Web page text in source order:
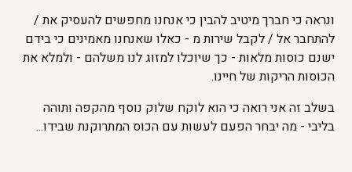
ונראה כי חברך מיטיב להבין כי אנחנו מחפשים להעסיק את /
להתחבר אל / לקבל שירות מ - כאלו שאנחנו מאמינים כי בידם
ישנם כוסות מלאות - כך שיוכלו למזוג לנו משלהם - ולמלא את
הכוסות הריקות של חיינו.
בשלב זה אני רואה כי הוא לוקח שלוק נוסף מהקפה ותוהה
בליבי - מה יבחר הפעם לעשות עם הכוס המתרוקנת שבידו...